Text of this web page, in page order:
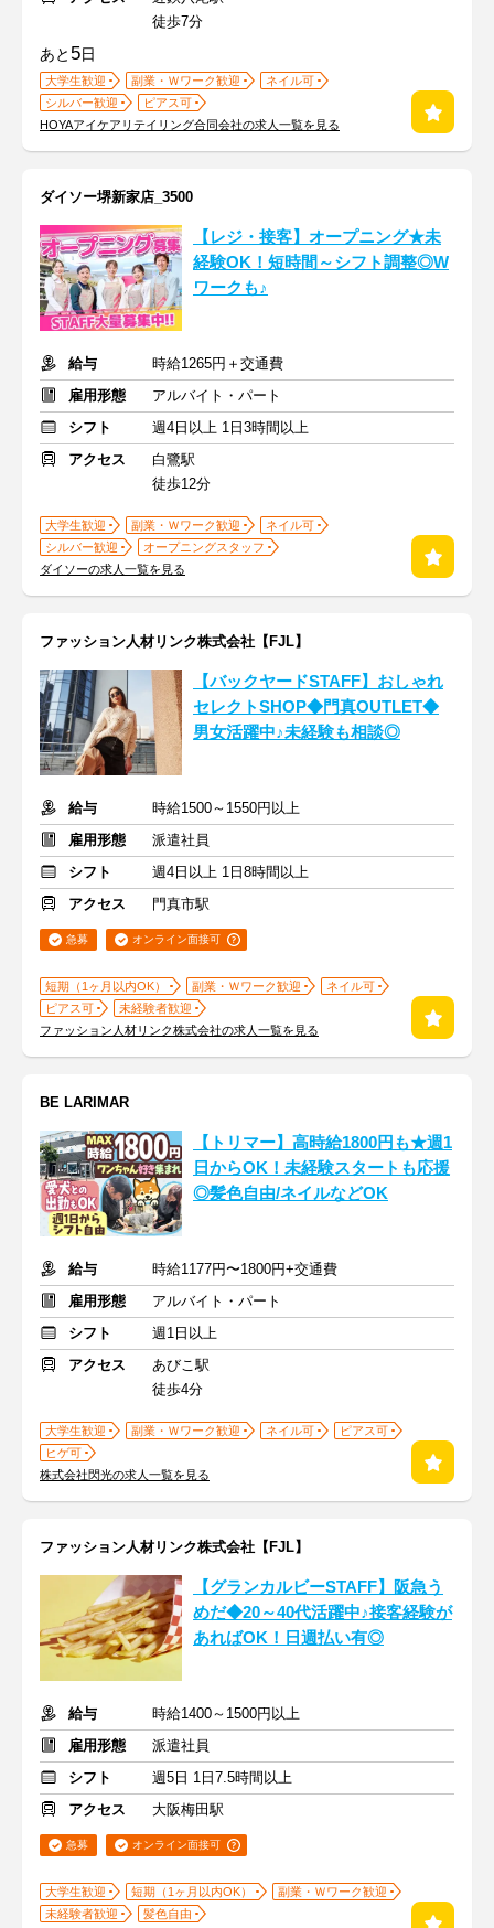
徒歩7分
あと 5日
大学生歓迎 副業・Ｗワーク歓迎
ネイル可
シルバー歓迎
ピアス可
HOYAアイケアリテイリング合同会社の求人一覧を見る
ダイソー堺新家店_3500
【レジ・接客】オープニング★未
経験OK！短時間～シフト調整◎W
ワークも♪
給与
時給1265円＋交通費
雇用形態
アルバイト・パート
シフト
週4日以上 1日3時間以上
アクセス
白鷺駅
徒歩12分
大学生歓迎 副業・Ｗワーク歓迎
ネイル可
シルバー歓迎
オープニングスタッフ
ダイソーの求人一覧を見る
ファッション人材リンク株式会社【FJL】
【バックヤードSTAFF】おしゃれ
セレクトSHOP◆門真OUTLET◆
男女活躍中♪未経験も相談◎
給与
時給1500～1550円以上
雇用形態
派遣社員
シフト
週4日以上 1日8時間以上
アクセス
門真市駅
急募 オンライン面接可
短期（1ヶ月以内OK） 副業・Ｗワーク歓迎
ネイル可
ピアス可
未経験者歓迎
ファッション人材リンク株式会社の求人一覧を見る
BE LARIMAR
【トリマー】高時給1800円も★週1
日からOK！未経験スタートも応援
◎髪色自由/ネイルなどOK
給与
時給1177円〜1800円+交通費
雇用形態
アルバイト・パート
シフト
週1日以上
アクセス
あびこ駅
徒歩4分
大学生歓迎 副業・Ｗワーク歓迎 ネイル可
ピアス可
ヒゲ可
株式会社閃光の求人一覧を見る
ファッション人材リンク株式会社【FJL】
【グランカルビーSTAFF】阪急う
めだ◆20～40代活躍中♪接客経験が
あればOK！日週払い有◎
給与
時給1400～1500円以上
雇用形態
派遣社員
シフト
週5日 1日7.5時間以上
アクセス
大阪梅田駅
急募 オンライン面接可
大学生歓迎 短期（1ヶ月以内OK）
副業・Ｗワーク歓迎
未経験者歓迎
髪色自由